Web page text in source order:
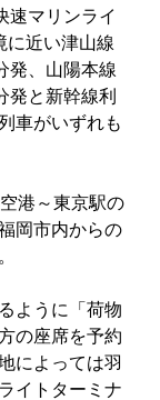
速マリンライ
に近い津山線
発、山陽本線
発と新幹線利
車がいずれも
港～東京駅の
岡市内からの
ように「荷物
の座席を予約
によっては羽
イトターミナ